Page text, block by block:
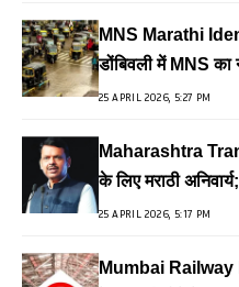
MNS Marathi
डोंबिवली में MNS
25 APRIL 2026, 5:27 PM
Maharashtra
के लिए मराठी
25 APRIL 2026, 5:17 PM
Mumbai Railway